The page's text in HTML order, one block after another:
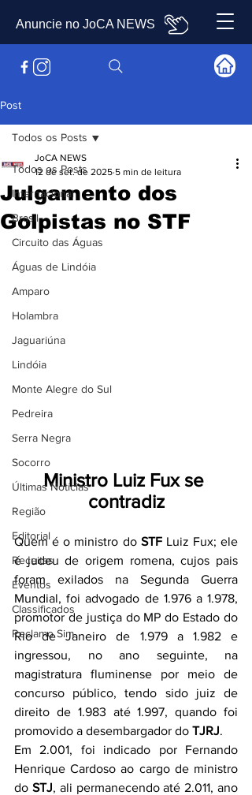
Anuncie no JoCA NEWS
Post
Todos os Posts
Internacional
Brasil
Circuito das Águas
Águas de Lindóia
Amparo
Holambra
Jaguariúna
Lindóia
Monte Alegre do Sul
Pedreira
Serra Negra
Socorro
Últimas Notícias
Região
Editorial
Receitas
Eventos
Classificados
Reclamo Sim
Todos os Posts
Julgamento dos
Golpistas no STF
JoCA NEWS
12 de set. de 2025 5 min de leitura
Ministro Luiz Fux se
contradiz
Quem é o ministro do STF Luiz Fux; ele
é judeu de origem romena, cujos pais
foram exilados na Segunda Guerra
Mundial, foi advogado de 1.976 a 1.978,
promotor de justiça do MP do Estado do
Rio de Janeiro de 1.979 a 1.982 e
ingressou, no ano seguinte, na
magistratura fluminense por meio de
concurso público, tendo sido juiz de
direito de 1.983 até 1.997, quando foi
promovido a desembargador do TJRJ.
Em 2.001, foi indicado por Fernando
Henrique Cardoso ao cargo de ministro
do STJ, ali permanecendo até 2.011, ano